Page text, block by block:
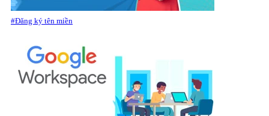
#Đăng ký tên miền